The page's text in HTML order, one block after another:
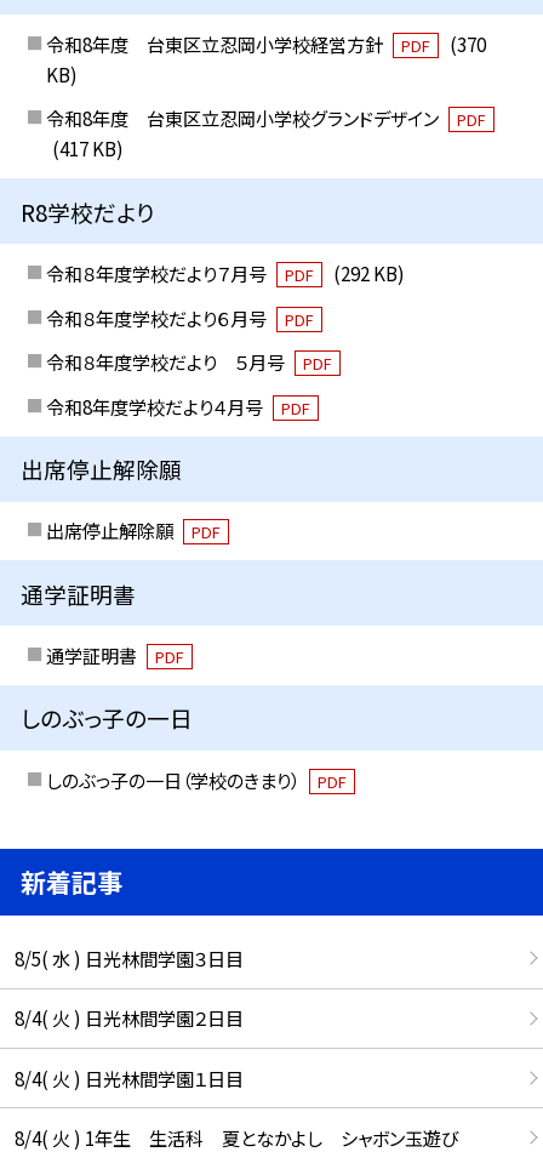
令和8年度 台東区立忍岡小学校経営方針 PDF
(370
KB)
令和8年度 台東区立忍岡小学校グランドデザイン
PDF
(417 KB)
R8学校だより
令和８年度学校だより７月号 PDF
(292 KB)
令和８年度学校だより６月号
PDF
令和８年度学校だより ５月号 PDF
令和8年度学校だより４月号 PDF
出席停止解除願
出席停止解除願 PDF
通学証明書
通学証明書 PDF
しのぶっ子の一日
しのぶっ子の一日（学校のきまり） PDF
新着記事
8/5( 水 ) 日光林間学園３日目
8/4( 火 ) 日光林間学園２日目
8/4( 火 ) 日光林間学園１日目
8/4( 火 ) 1年生 生活科 夏となかよし シャボン玉遊び